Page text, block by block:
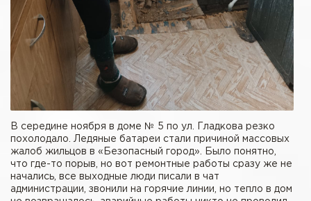
В середине ноября в доме № 5 по ул. Гладкова резко
похолодало. Ледяные батареи стали причиной массовых
жалоб жильцов в «Безопасный город». Было понятно,
что где-то порыв, но вот ремонтные работы сразу же не
начались, все выходные люди писали в чат
администрации, звонили на горячие линии, но тепло в дом